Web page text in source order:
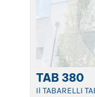
TAB 380
Il TABARELLI